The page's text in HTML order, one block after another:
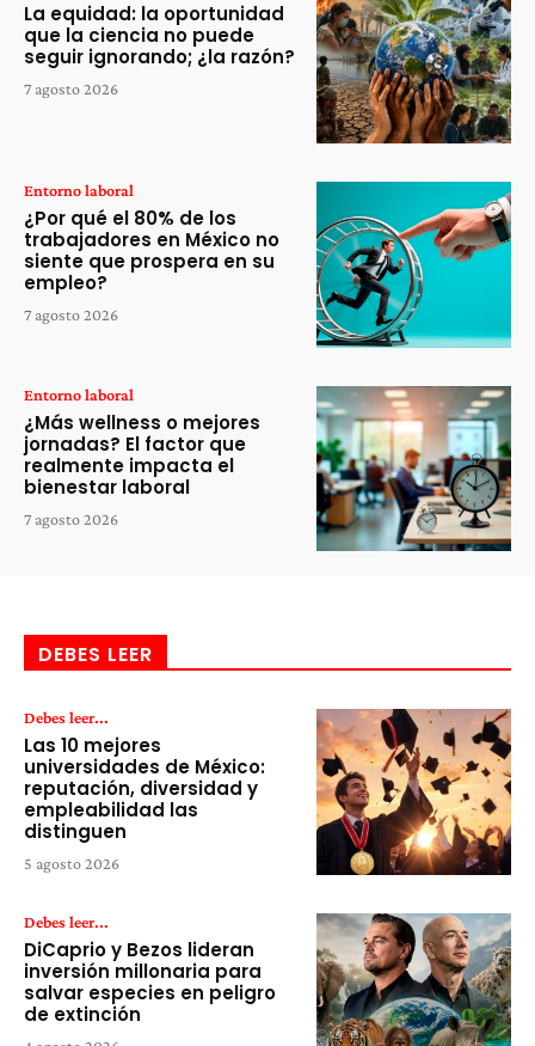
La equidad: la oportunidad
que la ciencia no puede
seguir ignorando; ¿la razón?
7 agosto 2026
Entorno laboral
¿Por qué el 80% de los
trabajadores en México no
siente que prospera en su
empleo?
7 agosto 2026
Entorno laboral
¿Más wellness o mejores
jornadas? El factor que
realmente impacta el
bienestar laboral
7 agosto 2026
DEBES LEER
Debes leer...
Las 10 mejores
universidades de México:
reputación, diversidad y
empleabilidad las
distinguen
5 agosto 2026
Debes leer...
DiCaprio y Bezos lideran
inversión millonaria para
salvar especies en peligro
de extinción